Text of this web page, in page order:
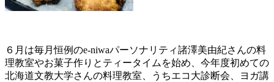
６月は毎月恒例のe-niwaパーソナリティ諸澤美由紀さんの料
理教室やお菓子作りとティータイムを始め、今年度初めての
北海道文教大学さんの料理教室、うちエコ大診断会、ヨガ講